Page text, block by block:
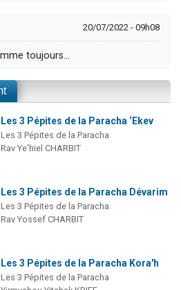
20/07/2022 - 09h08
toujours...
Les 3 Pépites de la Paracha ‘Ekev
Les 3 Pépites de la Paracha
Rav Ye'hiel CHARBIT
Les 3 Pépites de la Paracha Dévarim
Les 3 Pépites de la Paracha
Rav Yossef CHARBIT
Les 3 Pépites de la Paracha Kora'h
Les 3 Pépites de la Paracha